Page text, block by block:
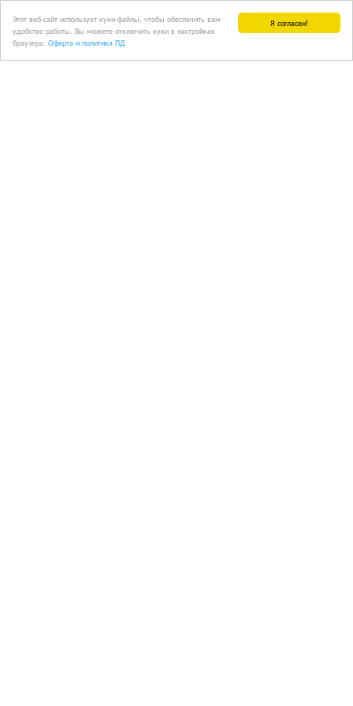
Я согласен!
Этот веб-сайт использует куки-файлы, чтобы обеспечить вам
удобство работы. Вы можете отключить куки в настройках
браузера. Оферта и политика ПД